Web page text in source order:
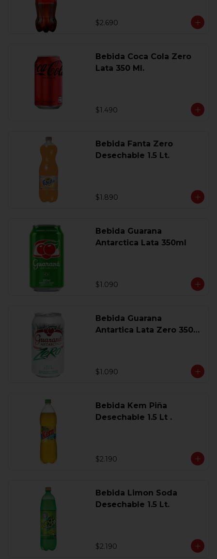
$2.690
Bebida Coca Cola Zero
Lata 350 Ml.
$1.490
Bebida Fanta Zero
Desechable 1.5 Lt.
$1.890
Bebida Guarana
Antarctica Lata 350ml
$1.090
Bebida Guarana
Antartica Lata Zero 350
$1.090
Bebida Kem Piña
Desechable 1.5 Lt .
$2.190
Bebida Limon Soda
Desechable 1.5 Lt.
$2.190